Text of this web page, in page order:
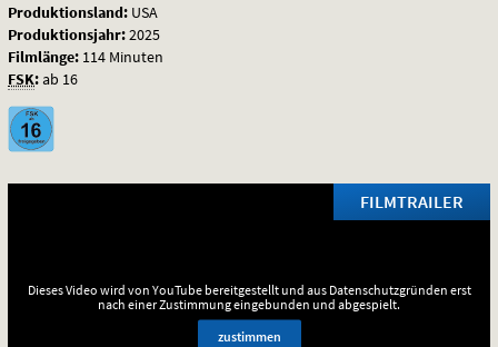
Produktionsland: USA
Produktionsjahr:2025
Filmlänge: 114 Minuten
FSK:ab 16
FILMTRAILER
Dieses Video wird von YouTube bereitgestellt und aus Datenschutzgründen erst
nach einer Zustimmung eingebunden und abgespielt.
zustimmen